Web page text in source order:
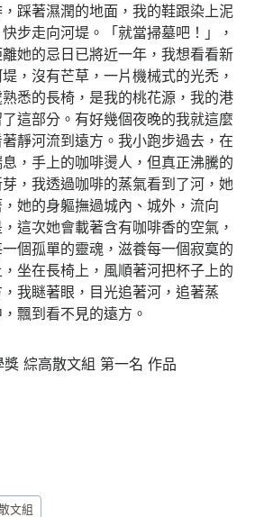
踩著濕潤的地面，我的鞋跟染上泥
步走向河堤。「就當掃墓吧！」，
她的忌日已將近一年，我想看看新
，沒有芒草，一片機械式的光禿，
悉的長椅，是我的桃花源，我的港
這部分。有好幾個夜晚的我就這麼
靜河流到遠方。我小跑步過去，在
，手上的咖啡燙人，但真正沸騰的
，我透過咖啡的蒸氣看到了河，她
她的身軀撫過城內、城外，流向
這次她會載著含有咖啡香的空氣，
個孤單的靈魂，滋養每一個寂寞的
坐在長椅上，風順著河把杯子上的
我瞇著眼，目光追著河，追著蒸
飄到看不見的遠方。
綜高散文組 第一名 作品
文組